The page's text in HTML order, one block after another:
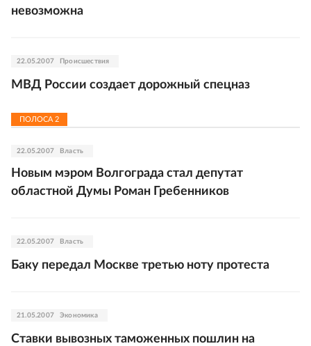
невозможна
22.05.2007 Происшествия
МВД России создает дорожный спецназ
ПОЛОСА 2
22.05.2007 Власть
Новым мэром Волгограда стал депутат
областной Думы Роман Гребенников
22.05.2007 Власть
Баку передал Москве третью ноту протеста
21.05.2007 Экономика
Ставки вывозных таможенных пошлин на